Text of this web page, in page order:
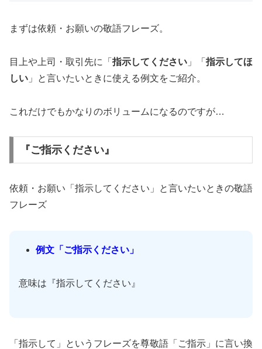
まずは依頼・お願いの敬語フレーズ。
目上や上司・取引先に「 指示してください 」「 指示してほ
しい 」と言いたいときに使える例文をご紹介。
これだけでもかなりのボリュームになるのですが…
『ご指示ください』
依頼・お願い「指示してください」と言いたいときの敬語
フレーズ
例文「ご指示ください」
意味は『指示してください』
「指示して」というフレーズを尊敬語「ご指示」に言い換